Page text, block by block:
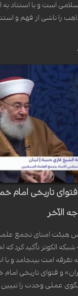
است و با استناد
را ناشی از فهم و
تاریخی امام
الآخر
هیئت امنای تجمع
شبکه الکوثر تأکید کرد
تفرقه امت بینجامد و با
و فتوای تاریخی امام
الگوی عملی وحدت را تبیین